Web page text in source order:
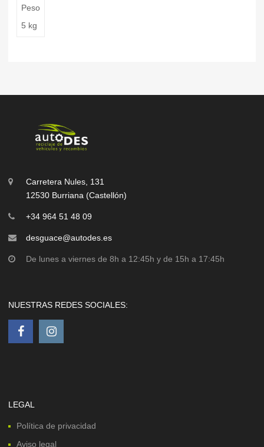
Peso
5 kg
Carretera Nules, 131
12530 Burriana (Castellón)
+34 964 51 48 09
desguace@autodes.es
De lunes a viernes de 8h a 12:45h y de 15h a 17:45h
NUESTRAS REDES SOCIALES:
LEGAL
Política de privacidad
Aviso legal